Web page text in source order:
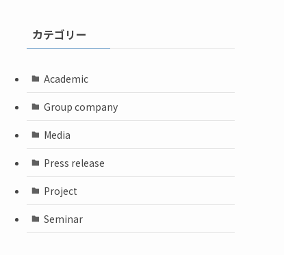
カテゴリー
Academic
Group company
Media
Press release
Project
Seminar